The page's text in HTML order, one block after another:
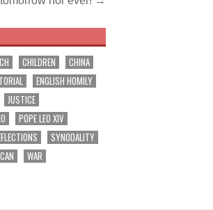
CHILDREN
CHINA
ENGLISH HOMILY
JUSTICE
POPE LEO XIV
SYNODALITY
WAR